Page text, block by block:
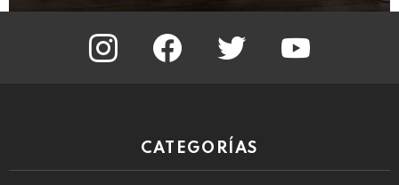
instagram facebook twitter
CATEGORÍAS